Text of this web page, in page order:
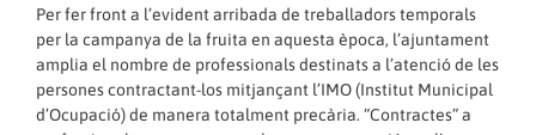
Per fer front a l’evident arribada de treballadors temporals
per la campanya de la fruita en aquesta època, l’ajuntament
amplia el nombre de professionals destinats a l’atenció de les
persones contractant-los mitjançant l’IMO (Institut Municipal
d’Ocupació) de manera totalment precària. “Contractes” a